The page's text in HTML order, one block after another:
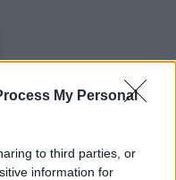
My Personal
to third parties, or
information for